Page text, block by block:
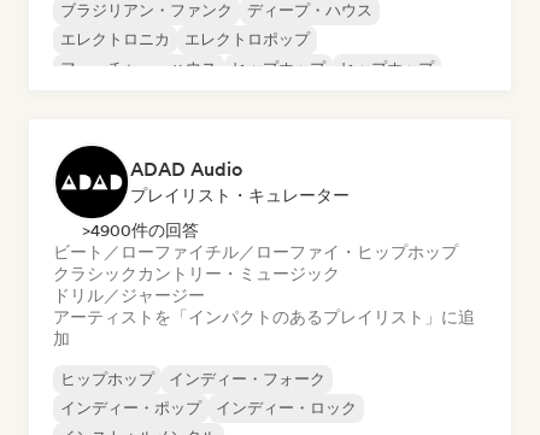
ブラジリアン・ファンク
ディープ・ハウス
エレクトロニカ
エレクトロポップ
フューチャー・ハウス
ヒップホップ
ヒップホップ
ADAD Audio
プレイリスト・キュレーター
>4900件の回答
ビート／ローファイチル／ローファイ・ヒップホップ
クラシック カントリー・ミュージック
ドリル／ジャージー
アーティストを「インパクトのあるプレイリスト」に追
加
ヒップホップ
インディー・フォーク
インディー・ポップ
インディー・ロック